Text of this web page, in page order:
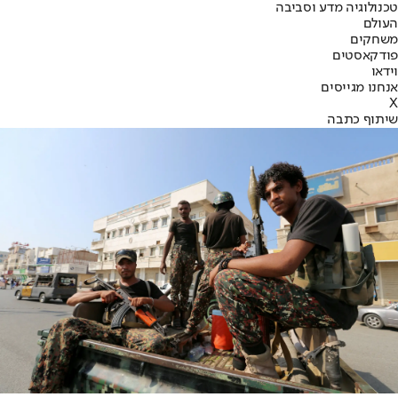
טכנולוגיה מדע וסביבה
העולם
משחקים
פודקאסטים
וידאו
אנחנו מגייסים
X
שיתוף כתבה